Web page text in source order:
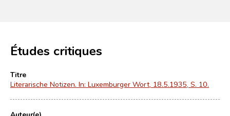
Études critiques
Titre
Literarische Notizen. In: Luxemburger Wort, 18.5.1935, S. 10.